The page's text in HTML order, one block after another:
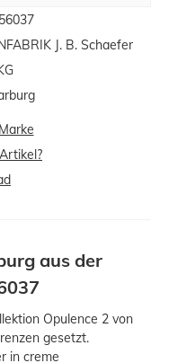
56037
J. B. Schaefer
aus der
Opulence 2 von
gesetzt.
in creme